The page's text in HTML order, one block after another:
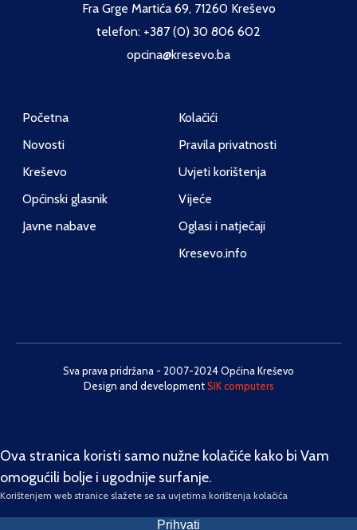
Fra Grge Martića 69, 71260 Kreševo
telefon: +387 (0) 30 806 602
opcina@kresevo.ba
Početna
Novosti
Kreševo
Općinski glasnik
Javne nabave
Kolačići
Pravila privatnosti
Uvjeti korištenja
Vijeće
Oglasi i natječaji
Kresevo.info
Sva prava pridržana - 2007-2024 Općina Kreševo
Design and developmentSIK computers
Ova stranica koristi samo nužne kolačiće kako bi Vam
omogućili bolje i ugodnije surfanje.
Korištenjem web stranice slažete se sa uvjetima korištenja kolačića
Prihvati